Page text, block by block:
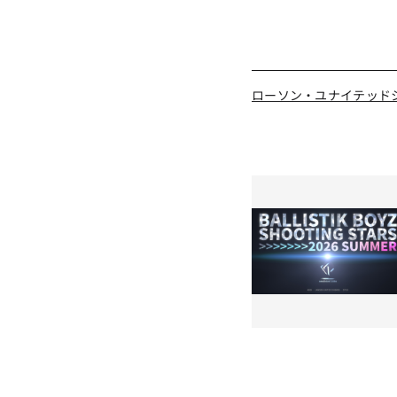
ローソン・ユナイテッド